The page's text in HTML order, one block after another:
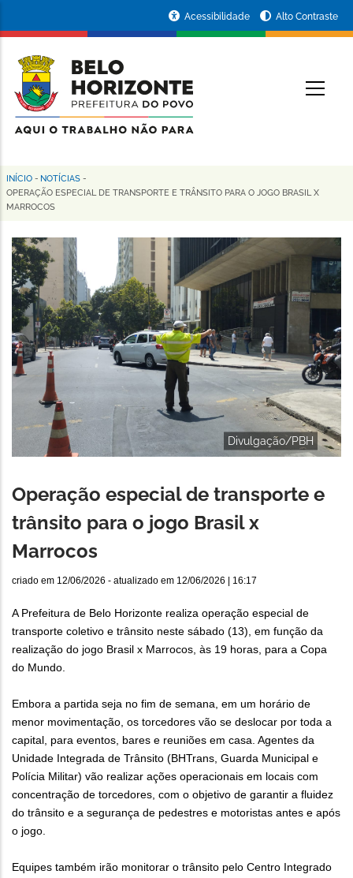
conteúdo
principal
da
Prefeitura
de
Horizonte
Acessibilidade Alto Contraste
Trilha
de
navegação
INÍCIO - NOTÍCIAS -
OPERAÇÃO ESPECIAL DE TRANSPORTE E TRÂNSITO PARA O JOGO BRASIL X
MARROCOS
Divulgação/PBH
Operação especial de transporte e
trânsito para o jogo Brasil x
Marrocos
criado em 12/06/2026 - atualizado em 12/06/2026 | 16:17
A Prefeitura de Belo Horizonte realiza operação especial de
transporte coletivo e trânsito neste sábado (13), em função da
realização do jogo Brasil x Marrocos, às 19 horas, para a Copa
do Mundo.
Embora a partida seja no fim de semana, em um horário de
menor movimentação, os torcedores vão se deslocar por toda a
capital, para eventos, bares e reuniões em casa. Agentes da
Unidade Integrada de Trânsito (BHTrans, Guarda Municipal e
Polícia Militar) vão realizar ações operacionais em locais com
concentração de torcedores, com o objetivo de garantir a fluidez
do trânsito e a segurança de pedestres e motoristas antes e após
o jogo.
Equipes também irão monitorar o trânsito pelo Centro Integrado